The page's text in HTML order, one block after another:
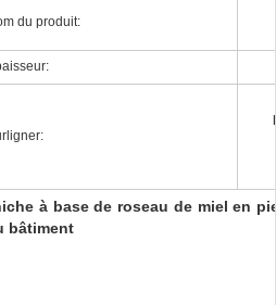
du produit:
à base de roseau de miel en
bâtiment